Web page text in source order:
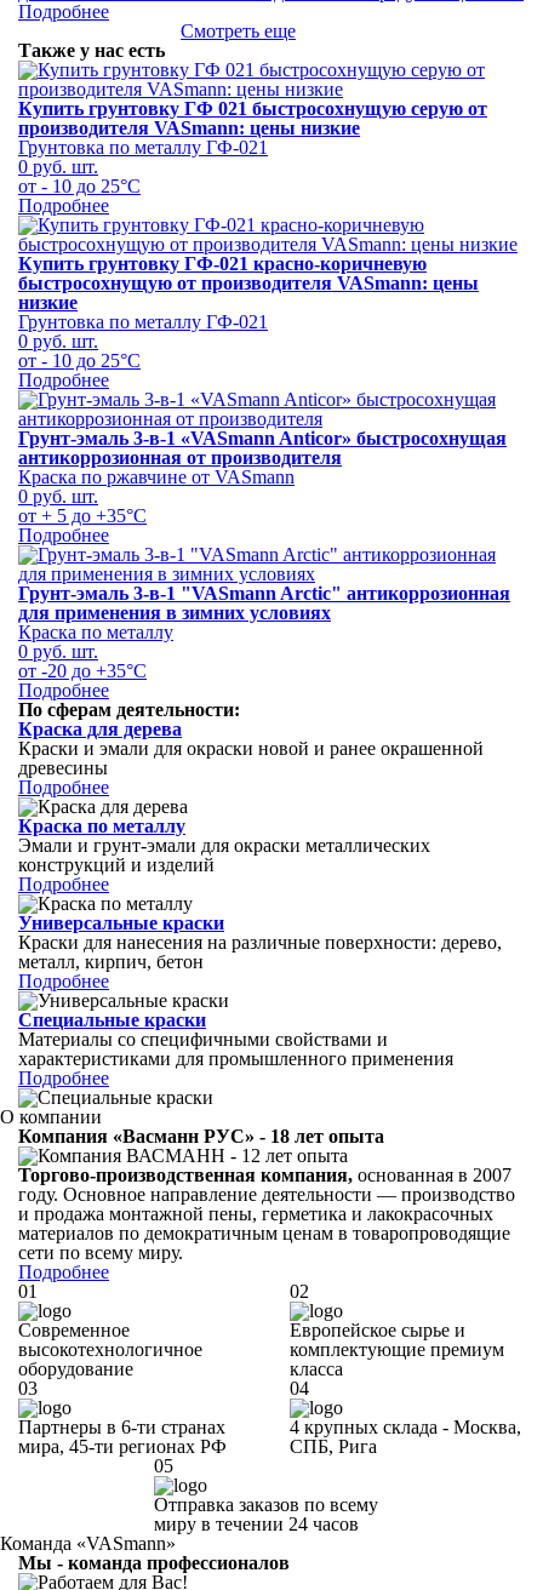
Подробнее
Смотреть еще
Также у нас есть
Купить грунтовку ГФ 021 быстросохнущую серую от
производителя VASmann: цены низкие
Грунтовка по металлу ГФ-021
0 руб. шт.
от - 10 до 25°С
Подробнее
Купить грунтовку ГФ-021 красно-коричневую
быстросохнущую от производителя VASmann: цены
низкие
Грунтовка по металлу ГФ-021
0 руб. шт.
от - 10 до 25°С
Подробнее
Грунт-эмаль 3-в-1 «VASmann Anticor» быстросохнущая
антикоррозионная от производителя
Краска по ржавчине от VASmann
0 руб. шт.
от + 5 до +35°С
Подробнее
Грунт-эмаль 3-в-1 "VASmann Arctic" антикоррозионная
для применения в зимних условиях
Краска по металлу
0 руб. шт.
от -20 до +35°С
Подробнее
По сферам деятельности:
Краска для дерева
Краски и эмали для окраски новой и ранее окрашенной
древесины
Подробнее
Краска по металлу
Эмали и грунт-эмали для окраски металлических
конструкций и изделий
Подробнее
Универсальные краски
Краски для нанесения на различные поверхности: дерево,
металл, кирпич, бетон
Подробнее
Специальные краски
Материалы со специфичными свойствами и
характеристиками для промышленного применения
Подробнее
О компании
Компания «Васманн РУС» - 18 лет опыта
Торгово-производственная компания, основанная в 2007
году. Основное направление деятельности — производство
и продажа монтажной пены, герметика и лакокрасочных
материалов по демократичным ценам в товаропроводящие
сети по всему миру.
Подробнее
01
Современное
высокотехнологичное
оборудование
02
Европейское сырье и
комплектующие премиум
класса
03
Партнеры в 6-ти странах
мира, 45-ти регионах РФ
04
4 крупных склада - Москва,
СПБ, Рига
05
Отправка заказов по всему
миру в течении 24 часов
Команда «VASmann»
Мы - команда профессионалов